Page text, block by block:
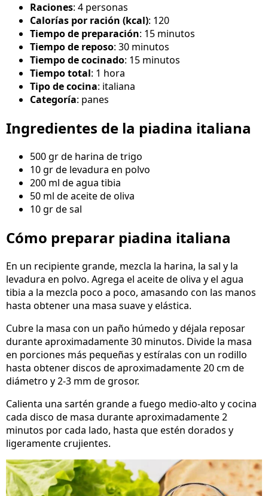
Raciones: 4 personas
Calorías por ración (kcal): 120
Tiempo de preparación: 15 minutos
Tiempo de reposo: 30 minutos
Tiempo de cocinado: 15 minutos
Tiempo total: 1 hora
Tipo de cocina: italiana
Categoría: panes
Ingredientes de la piadina italiana
500 gr de harina de trigo
10 gr de levadura en polvo
200 ml de agua tibia
50 ml de aceite de oliva
10 gr de sal
Cómo preparar piadina italiana
En un recipiente grande, mezcla la harina, la sal y la
levadura en polvo. Agrega el aceite de oliva y el agua
tibia a la mezcla poco a poco, amasando con las manos
hasta obtener una masa suave y elástica.
Cubre la masa con un paño húmedo y déjala reposar
durante aproximadamente 30 minutos. Divide la masa
en porciones más pequeñas y estíralas con un rodillo
hasta obtener discos de aproximadamente 20 cm de
diámetro y 2-3 mm de grosor.
Calienta una sartén grande a fuego medio-alto y cocina
cada disco de masa durante aproximadamente 2
minutos por cada lado, hasta que estén dorados y
ligeramente crujientes.